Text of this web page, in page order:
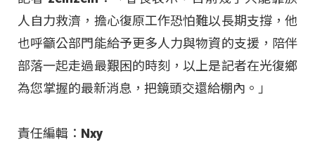
人自力救濟，擔心復原工作恐怕難以長期支撐，他
也呼籲公部門能給予更多人力與物資的支援，陪伴
部落一起走過最艱困的時刻，以上是記者在光復鄉
為您掌握的最新消息，把鏡頭交還給棚內。」
責任編輯：Nxy